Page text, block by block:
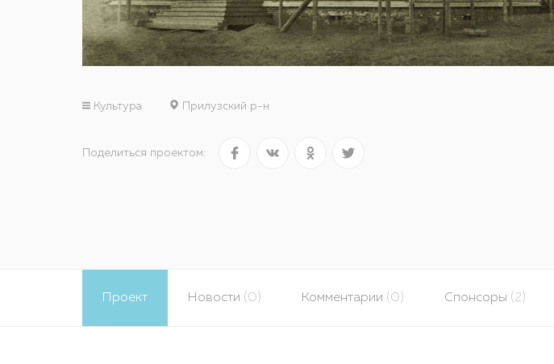
Культура Прилузский р-н
Поделиться проектом:
Проект Новости (0) Комментарии (0) Спонсоры (2)